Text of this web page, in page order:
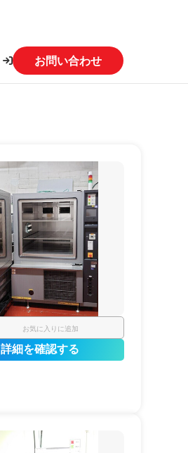
お問い合わせ
お気に入りに追加
詳細を確認する